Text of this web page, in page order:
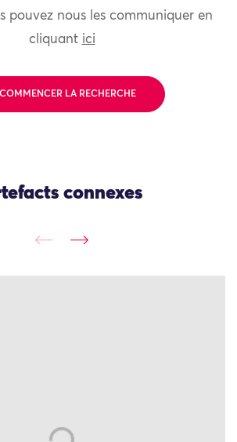
pouvez nous les communiquer en
cliquant ici
LA RECHERCHE
connexes